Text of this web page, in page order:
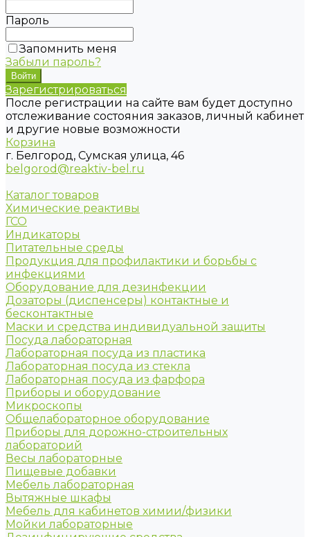
Пароль
Запомнить меня
Забыли пароль?
Зарегистрироваться
После регистрации на сайте вам будет доступно
отслеживание состояния заказов, личный кабинет
и другие новые возможности
Корзина
г. Белгород, Сумская улица, 46
belgorod@reaktiv-bel.ru
Каталог товаров
Химические реактивы
ГСО
Индикаторы
Питательные среды
Продукция для профилактики и борьбы с
инфекциями
Оборудование для дезинфекции
Дозаторы (диспенсеры) контактные и
бесконтактные
Маски и средства индивидуальной защиты
Посуда лабораторная
Лабораторная посуда из пластика
Лабораторная посуда из стекла
Лабораторная посуда из фарфора
Приборы и оборудование
Микроскопы
Общелабораторное оборудование
Приборы для дорожно-строительных
лабораторий
Весы лабораторные
Пищевые добавки
Мебель лабораторная
Вытяжные шкафы
Мебель для кабинетов химии/физики
Мойки лабораторные